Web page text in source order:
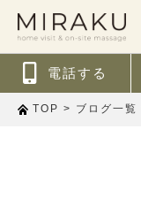
電話する
TOP > ブログ一覧